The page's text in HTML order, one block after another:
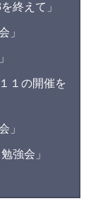
終えて」
」
１の開催を
」
強会」